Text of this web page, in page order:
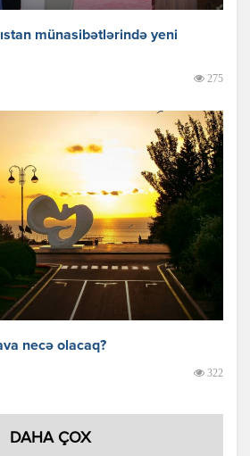
münasibətlərində yeni
275
necə olacaq?
322
DAHA ÇOX